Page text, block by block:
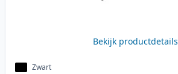
Bekijk productdetails
Zwart